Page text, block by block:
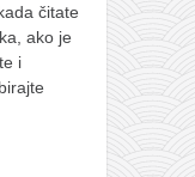
čitate
ako je
i